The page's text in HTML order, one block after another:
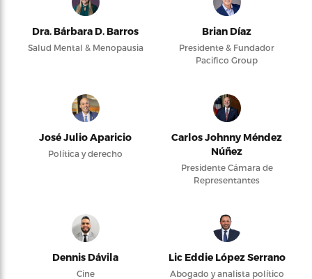
Dra. Bárbara D. Barros
Salud Mental & Menopausia
Brian Díaz
Presidente & Fundador
Pacifico Group
José Julio Aparicio
Política y derecho
Carlos Johnny Méndez
Núñez
Presidente Cámara de
Representantes
Dennis Dávila
Cine
Lic Eddie López Serrano
Abogado y analista político